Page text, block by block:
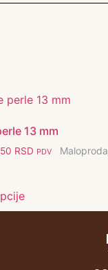
13 mm
RSD PDV